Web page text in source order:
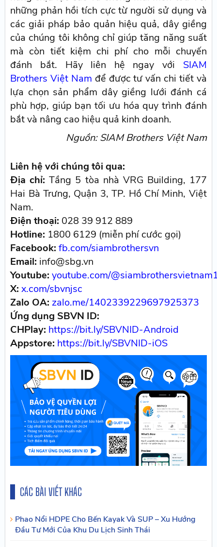
những phản hồi tích cực từ người sử dụng và
các giải pháp bảo quản hiệu quả, dây giềng
của chúng tôi không chỉ giúp tăng năng suất
mà còn tiết kiệm chi phí cho mỗi chuyến
đánh bắt. Hãy liên hệ ngay với SIAM
Brothers Việt Nam để được tư vấn chi tiết và
lựa chọn sản phẩm dây giềng lưới đánh cá
phù hợp, giúp bạn tối ưu hóa quy trình đánh
bắt và nâng cao hiệu quả kinh doanh.
Nguồn: SIAM Brothers Việt Nam
Liên hệ với chúng tôi qua:
Địa chỉ:Tầng 5 tòa nhà VRG Building, 177
Hai Bà Trưng, Quận 3, TP. Hồ Chí Minh, Việt
Nam.
Điện thoại: 028 39 912 889
Hotline: 1800 6129 (miễn phí cước gọi)
Facebook: fb.com/siambrothersvn
Email: info@sbg.vn
Youtube: youtube.com/
X: x.com/sbvnjsc
Zalo OA: zalo.me/1402339229697925373
Ứng dụng SBVN ID:
CHPlay: https://bit.ly/SBVNID-Android
Appstore: https://bit.ly/SBVNID-iOS
CÁC BÀI VIẾT KHÁC
Phao Nổi HDPE Cho Bến Kayak Và SUP – Xu Hướng
Đầu Tư Mới Của Khu Du Lịch Sinh Thái